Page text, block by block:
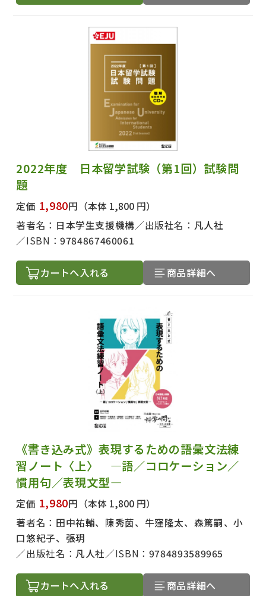
2022年度 日本留学試験（第1回）試験問
題
定価 1,980円 （本体 1,800 円）
著者名： 日本学生支援機構 出版社名： 凡人社
ISBN：9784867460061
カートへ入れる 商品詳細へ
《書き込み式》表現するための語彙文法練
習ノート〈上〉 ―語／コロケーション／
慣用句／表現文型―
定価 1,980円 （本体 1,800 円）
著者名： 田中祐輔、陳秀茵、牛窪隆太、森篤嗣、小
口悠紀子、張玥
出版社名： 凡人社 ISBN： 9784893589965
カートへ入れる 商品詳細へ